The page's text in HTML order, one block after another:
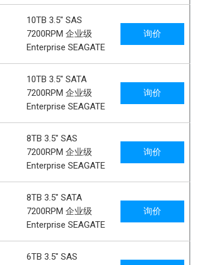
10TB 3.5" SAS
7200RPM 企业级
Enterprise SEAGATE
询价
10TB 3.5" SATA
7200RPM 企业级
Enterprise SEAGATE
询价
8TB 3.5" SAS
7200RPM 企业级
Enterprise SEAGATE
询价
8TB 3.5" SATA
7200RPM 企业级
Enterprise SEAGATE
询价
6TB 3.5" SAS